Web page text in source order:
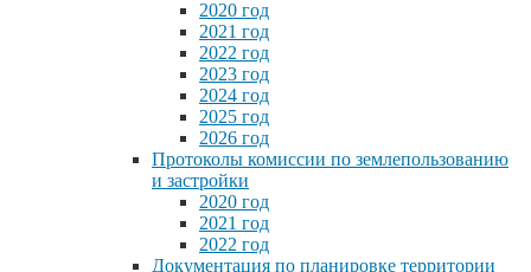
2020 год
2021 год
2022 год
2023 год
2024 год
2025 год
2026 год
Протоколы комиссии по землепользованию
и застройки
2020 год
2021 год
2022 год
Документация по планировке территории